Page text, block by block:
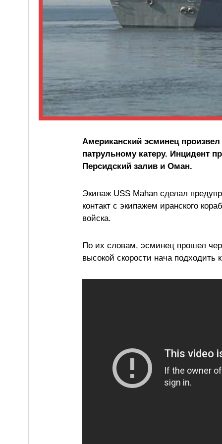
Американский эсминец
патрульному катеру. Инцидент
Персидский залив и Оман.
Экипаж USS Mahan сделал
контакт с экипажем иранского
войска.
По их словам, эсминец прошел
высокой скорости нача